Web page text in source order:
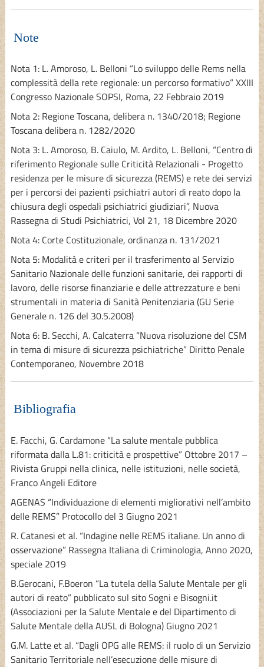
Note
Nota 1: L. Amoroso, L. Belloni “Lo sviluppo delle Rems nella
complessità della rete regionale: un percorso formativo” XXIII
Congresso Nazionale SOPSI, Roma, 22 Febbraio 2019
Nota 2: Regione Toscana, delibera n. 1340/2018; Regione
Toscana delibera n. 1282/2020
Nota 3: L. Amoroso, B. Caiulo, M. Ardito, L. Belloni, “Centro di
riferimento Regionale sulle Criticità Relazionali - Progetto
residenza per le misure di sicurezza (REMS) e rete dei servizi
per i percorsi dei pazienti psichiatri autori di reato dopo la
chiusura degli ospedali psichiatrici giudiziari”, Nuova
Rassegna di Studi Psichiatrici, Vol 21, 18 Dicembre 2020
Nota 4: Corte Costituzionale, ordinanza n. 131/2021
Nota 5: Modalità e criteri per il trasferimento al Servizio
Sanitario Nazionale delle funzioni sanitarie, dei rapporti di
lavoro, delle risorse finanziarie e delle attrezzature e beni
strumentali in materia di Sanità Penitenziaria (GU Serie
Generale n. 126 del 30.5.2008)
Nota 6: B. Secchi, A. Calcaterra “Nuova risoluzione del CSM
in tema di misure di sicurezza psichiatriche” Diritto Penale
Contemporaneo, Novembre 2018
Bibliografia
E. Facchi, G. Cardamone “La salute mentale pubblica
riformata dalla L.81: criticità e prospettive” Ottobre 2017 –
Rivista Gruppi nella clinica, nelle istituzioni, nelle società,
Franco Angeli Editore
AGENAS “Individuazione di elementi migliorativi nell’ambito
delle REMS” Protocollo del 3 Giugno 2021
R. Catanesi et al. “Indagine nelle REMS italiane. Un anno di
osservazione” Rassegna Italiana di Criminologia, Anno 2020,
speciale 2019
B.Gerocani, F.Boeron “La tutela della Salute Mentale per gli
autori di reato” pubblicato sul sito Sogni e Bisogni.it
(Associazioni per la Salute Mentale e del Dipartimento di
Salute Mentale della AUSL di Bologna) Giugno 2021
G.M. Latte et al. “Dagli OPG alle REMS: il ruolo di un Servizio
Sanitario Territoriale nell’esecuzione delle misure di